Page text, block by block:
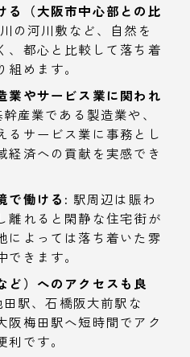
る（大阪市中心部との比
の河川敷など、自然を
、都心と比較して落ち着
めます。
業やサービス業に関われ
産業である製造業や、
るサービス業に事務とし
経済への貢献を実感でき
で働ける: 駅周辺は賑わ
離れると閑静な住宅街が
によっては落ち着いた雰
きます。
ど）へのアクセスも良
駅、石橋阪大前駅な
阪梅田駅へ短時間でアク
です。